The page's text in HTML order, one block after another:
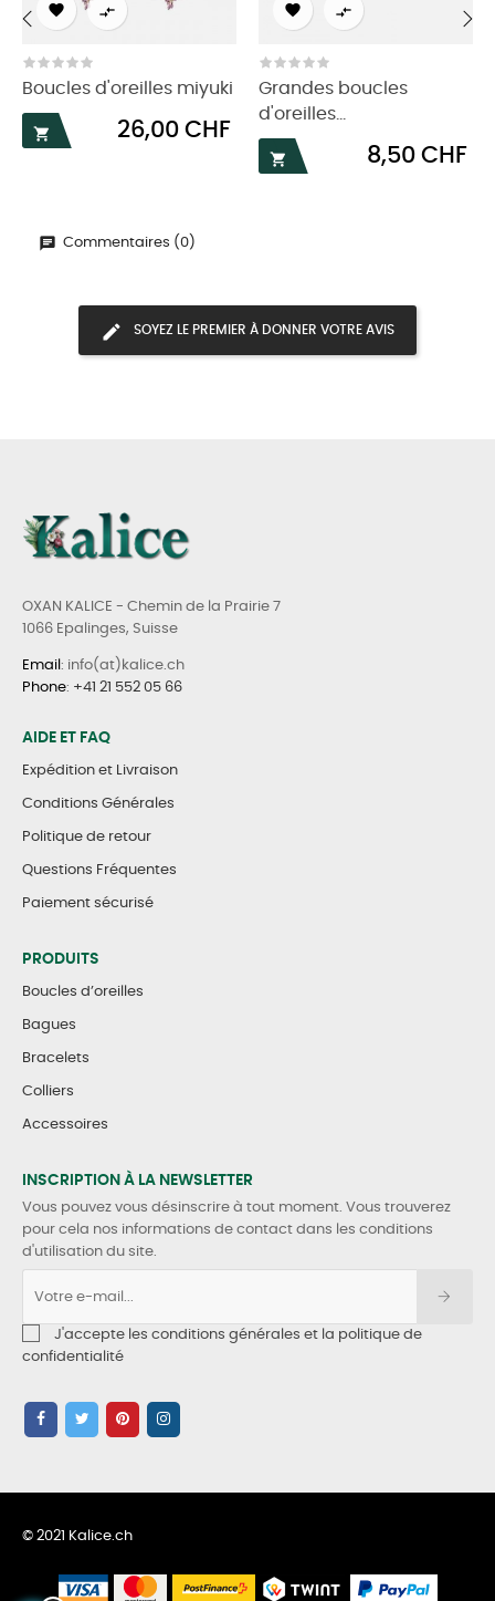
 
Boucles d'oreilles miyuki

Prix
26,00 CHF
 
Grandes boucles
d'oreilles...

Prix
8,50 CHF
‹
Commentaires (0)
SOYEZ LE PREMIER À DONNER VOTRE AVIS
OXAN KALICE - Chemin de la Prairie 7
1066 Epalinges, Suisse
Email : info(at)kalice.ch
Phone: +41 21 552 05 66
AIDE ET FAQ
Expédition et Livraison
Conditions Générales
Politique de retour
Questions Fréquentes
Paiement sécurisé
PRODUITS
Boucles d’oreilles
Bagues
Bracelets
Colliers
Accessoires
INSCRIPTION À LA NEWSLETTER
Vous pouvez vous désinscrire à tout moment. Vous trouverez
pour cela nos informations de contact dans les conditions
d'utilisation du site.
J'accepte les conditions générales et la politique de
confidentialité
© 2021 Kalice.ch